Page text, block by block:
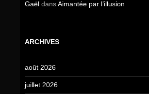
Gaël dansAimantée par l’illusion
ARCHIVES
août 2026
juillet 2026